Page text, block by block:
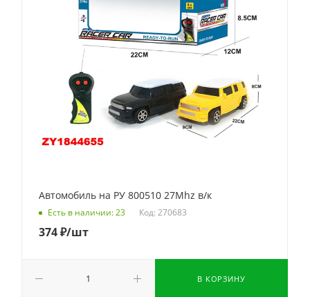
Автомобиль на РУ 800510 27Mhz в/к
Есть в наличии: 23 Код: 270683
374₽/шт
В КОРЗИНУ